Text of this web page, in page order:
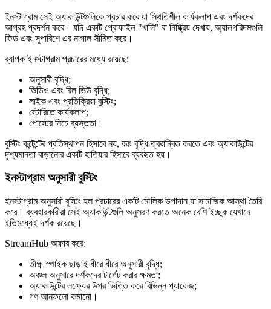
ইনস্টাগ্রাম সেই অ্যাকাউন্টগুলিকে প্রচার করে যা স্থিতিশীল কার্যকলাপ এবং দর্শকদের
আগ্রহ প্রদর্শন করে। যদি একটি প্রোফাইল "খালি" বা নিষ্ক্রিয় দেখায়, অ্যালগরিদমগুলি
ফিড এবং সুপারিশে এর নাগাল সীমিত করে।
ব্যাপক ইনস্টাগ্রাম প্রচারের মধ্যে রয়েছে:
অনুসারী বৃদ্ধি;
ভিডিও এবং রিল ভিউ বৃদ্ধি;
লাইক এবং প্রতিক্রিয়া বুস্টিং;
স্টোরিতে কার্যকলাপ;
পোস্টের নিচে ব্যস্ততা।
বুস্টিং কন্টেন্টের প্রতিস্থাপন হিসাবে নয়, বরং বৃদ্ধি ত্বরান্বিত করতে এবং অ্যাকাউন্টের
দৃশ্যমানতা বাড়ানোর একটি হাতিয়ার হিসাবে ব্যবহৃত হয়।
ইনস্টাগ্রাম অনুসারী বুস্টিং
ইনস্টাগ্রাম অনুসারী বুস্টিং হল প্রচারের একটি মৌলিক উপাদান যা সামাজিক আস্থা তৈরি
করে। ব্যবহারকারীরা সেই অ্যাকাউন্টগুলি অনুসরণ করতে অনেক বেশি ইচ্ছুক যেখানে
ইতিমধ্যেই দর্শক রয়েছে।
StreamHub অফার করে:
তীক্ষ্ণ স্পাইক ছাড়াই ধীরে ধীরে অনুসারী বৃদ্ধি;
অঞ্চল অনুসারে দর্শকদের টার্গেট করার ক্ষমতা;
অ্যাকাউন্টের লক্ষ্যের উপর ভিত্তি করে বিভিন্ন প্যাকেজ;
গণ আনফলো কমানো।